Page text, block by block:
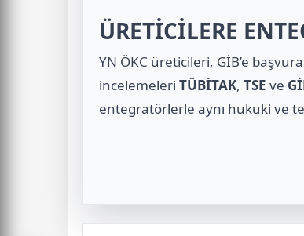
ÜRETİCİLERE
YN ÖKC üreticileri, GİB’e
incelemeleri TÜBİTAK, TSE ve
entegratörlerle aynı hukuki ve